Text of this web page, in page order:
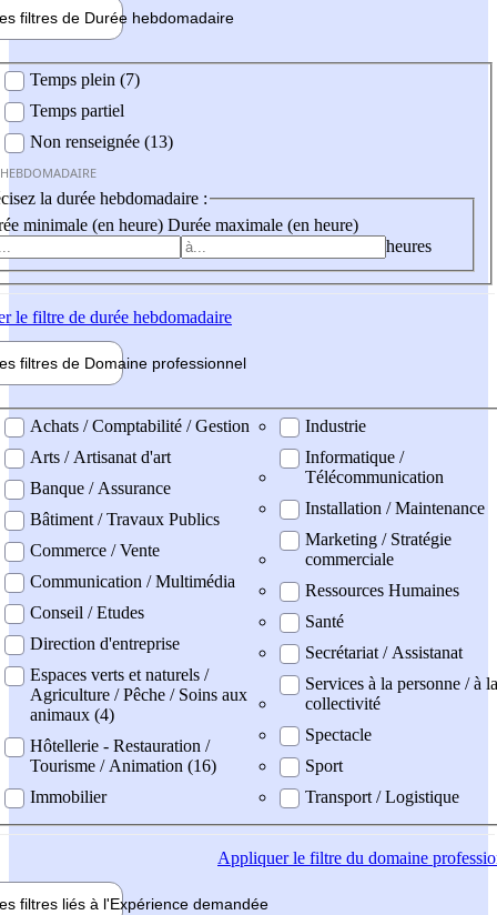
filtres de Durée hebdomadaire
Temps plein (7)
Temps partiel
Non renseignée (13)
la durée hebdomadaire :
minimale (en heure) Durée maximale (en heure)
heures
le filtre de durée hebdomadaire
filtres de Domaine professionnel
professionel
Achats / Comptabilité / Gestion
Arts / Artisanat d'art
Banque / Assurance
Bâtiment / Travaux Publics
Commerce / Vente
Communication / Multimédia
Conseil / Etudes
Direction d'entreprise
Espaces verts et naturels /
Agriculture / Pêche / Soins aux
animaux (4)
Hôtellerie - Restauration /
Tourisme / Animation (16)
Immobilier
Industrie
Informatique /
Télécommunication
Installation / Maintenance
Marketing / Stratégie
commerciale
Ressources Humaines
Santé
Secrétariat / Assistanat
Services à la personne / à la
collectivité
Spectacle
Sport
Transport / Logistique
Appliquerle filtre du domaine
filtres liés à l'Expérience demandée